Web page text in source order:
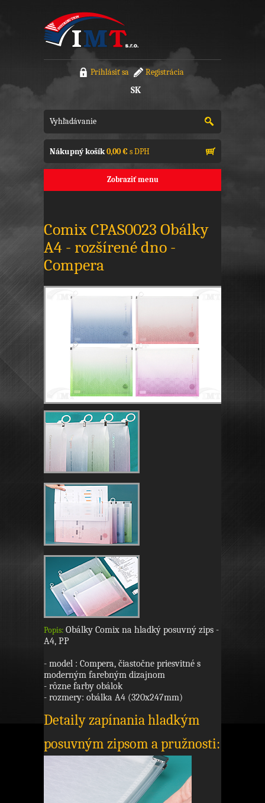
Prihlásiť sa Registrácia
SK
Nákupný košík0,00 €s DPH
Zobraziť menu
Comix CPAS0023 Obálky
A4 - rozšírené dno -
Compera
Popis: Obálky Comix na hladký posuvný zips -
A4, PP
- model : Compera, čiastočne priesvitné s
moderným farebným dizajnom
- rôzne farby obálok
- rozmery: obálka A4 (320x247mm)
Detaily zapínania hladkým
posuvným zipsom a pružnosti: